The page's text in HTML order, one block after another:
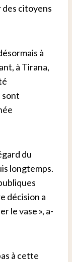
des citoyens
à
à Tirana,
du
longtemps.
décision a
le vase », a-
à cette